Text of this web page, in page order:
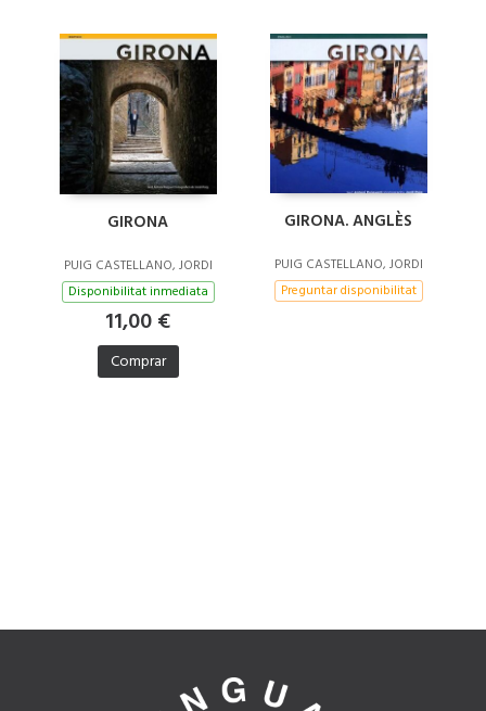
GIRONA
PUIG CASTELLANO, JORDI
Disponibilitat inmediata
11,00 €
Comprar
GIRONA. ANGLÈS
PUIG CASTELLANO, JORDI
Preguntar disponibilitat